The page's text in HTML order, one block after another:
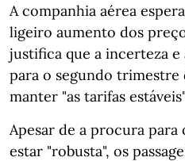
A companhia aérea
ligeiro aumento dos
justifica que a incerteza
para o segundo
manter "as tarifas
Apesar de a procura para
estar "robusta", os